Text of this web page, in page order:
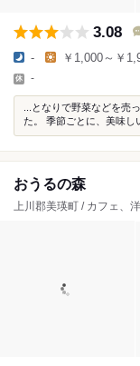
3.08
- ￥1,000～￥
-
...となりで野菜などを売
た。 季節ごとに、美味し
おうるの森
上川郡美瑛町 / カフェ、